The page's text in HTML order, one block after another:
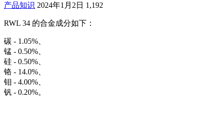
产品知识 2024年1月2日 1,192
RWL 34 的合金成分如下：
碳 - 1.05%、
锰 - 0.50%、
硅 - 0.50%、
铬 - 14.0%、
钼 - 4.00%、
钒 - 0.20%。